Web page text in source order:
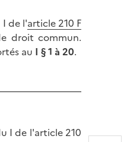
de l'article 210 F
droit commun.
au I § 1 à 20.
I de l'article 210